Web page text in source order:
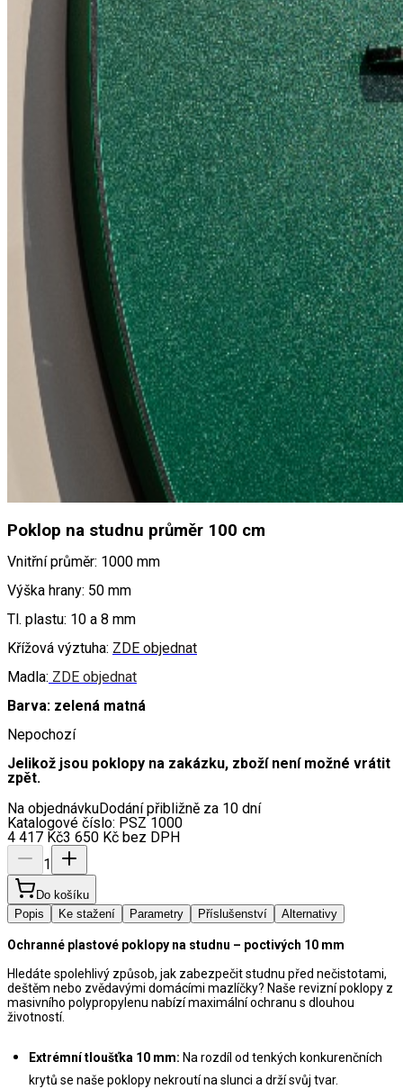
Poklop na studnu průměr 100 cm
Vnitřní průměr: 1000 mm
Výška hrany: 50 mm
Tl. plastu: 10 a 8 mm
Křížová výztuha: ZDE objednat
Madla: ZDE objednat
Barva: zelená matná
Nepochozí
Jelikož jsou poklopy na zakázku, zboží není možné vrátit
zpět.
Na objednávkuDodání přibližně za 10 dní
Katalogové číslo: PSZ 1000
4 417 Kč3 650 Kč bez DPH
1
Do košíku
Popis
Ke stažení Parametry Příslušenství Alternativy
Ochranné plastové poklopy na studnu – poctivých 10 mm
Hledáte spolehlivý způsob, jak zabezpečit studnu před nečistotami,
deštěm nebo zvědavými domácími mazlíčky? Naše revizní poklopy z
masivního polypropylenu nabízí maximální ochranu s dlouhou
životností.
Extrémní tloušťka 10 mm: Na rozdíl od tenkých konkurenčních
krytů se naše poklopy nekroutí na slunci a drží svůj tvar.